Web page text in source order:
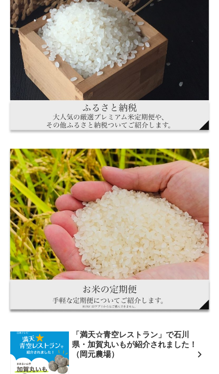
「満天☆青空レストラン」で石川
県・加賀丸いもが紹介されました！
（岡元農場）